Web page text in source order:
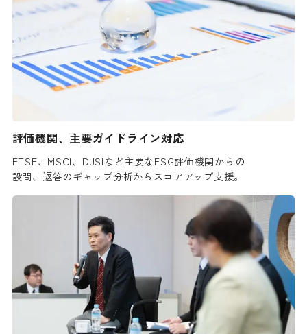
評価機関、主要ガイドライン対応
FTSE、MSCI、DJSIなど主要なESG評価機関からの
設問、返答のギャップ分析からスコアアップ支援。